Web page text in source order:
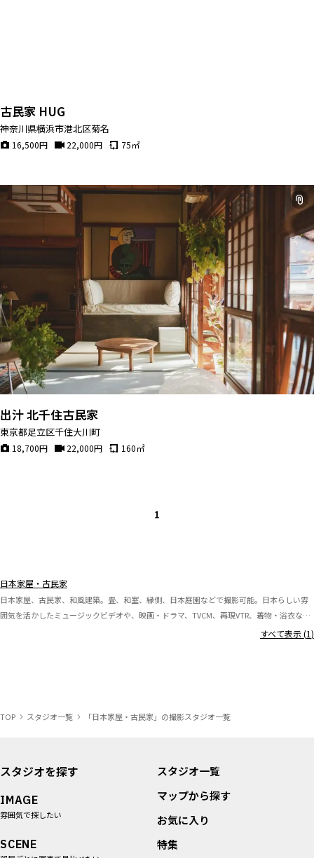
古民家 HUG
神奈川県横浜市港北区菊名
16,500円 22,000円 75㎡
出汁 北千住古民家
東京都足立区千住大川町
18,700円 22,000円 160㎡
1
日本家屋・古民家
日本家屋、古民家、和風建築。畳、和室、縁側、日本庭園などで撮影可能。日本らしい雰
囲気を活かしたミュージックビデオや、映画・ドラマ、TVCM、再現VTR、着物・浴衣など
すべて表示 (1)
TOP スタジオ一覧 「日本家屋・古民家」の撮影スタジオ一覧
スタジオを探す
IMAGE
雰囲気で探したい
SCENE
スタジオ一覧
マップから探す
お気に入り
特集